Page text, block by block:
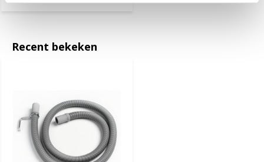
Recent bekeken